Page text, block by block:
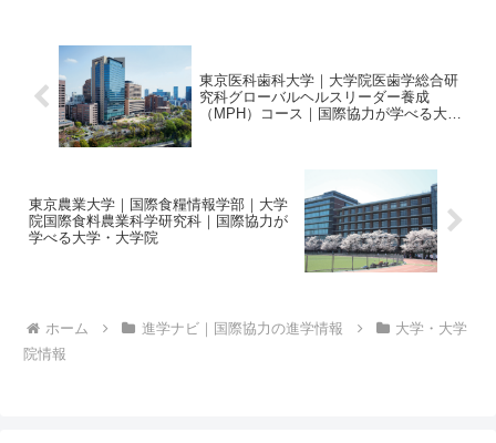
東京医科歯科大学｜大学院医歯学総合研
究科グローバルヘルスリーダー養成
（MPH）コース｜国際協力が学べる大
東京農業大学｜国際食糧情報学部｜大学
院国際食料農業科学研究科｜国際協力が
学べる大学・大学院
ホーム 進学ナビ｜国際協力の進学情報
大学・大学
院情報